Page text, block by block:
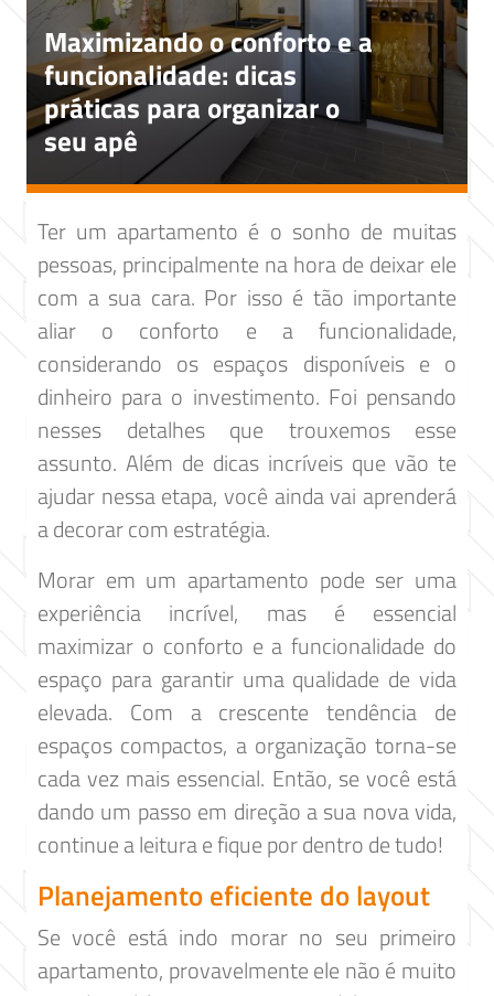
Maximizando o conforto e a
funcionalidade: dicas
práticas para organizar o
seu apê
Ter um apartamento é o sonho de muitas
pessoas, principalmente na hora de deixar ele
com a sua cara. Por isso é tão importante
aliar o conforto e a funcionalidade,
considerando os espaços disponíveis e o
dinheiro para o investimento. Foi pensando
nesses detalhes que trouxemos esse
assunto. Além de dicas incríveis que vão te
ajudar nessa etapa, você ainda vai aprenderá
a decorar com estratégia.
Morar em um apartamento pode ser uma
experiência incrível, mas é essencial
maximizar o conforto e a funcionalidade do
espaço para garantir uma qualidade de vida
elevada. Com a crescente tendência de
espaços compactos, a organização torna-se
cada vez mais essencial. Então, se você está
dando um passo em direção a sua nova vida,
continue a leitura e fique por dentro de tudo!
Planejamento eficiente do layout
Se você está indo morar no seu primeiro
apartamento, provavelmente ele não é muito